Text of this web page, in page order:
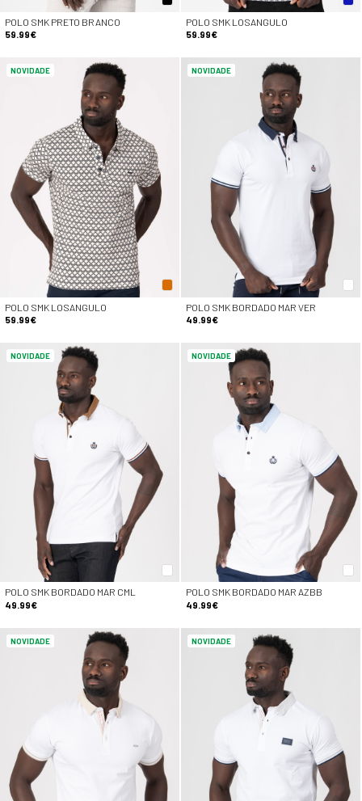
POLO SMK PRETO BRANCO
59.99€
POLO SMK LOSANGULO
59.99€
NOVIDADE
POLO SMK LOSANGULO
59.99€
NOVIDADE
POLO SMK BORDADO MAR VER
49.99€
NOVIDADE
POLO SMK BORDADO MAR CML
49.99€
NOVIDADE
POLO SMK BORDADO MAR AZBB
49.99€
NOVIDADE NOVIDADE